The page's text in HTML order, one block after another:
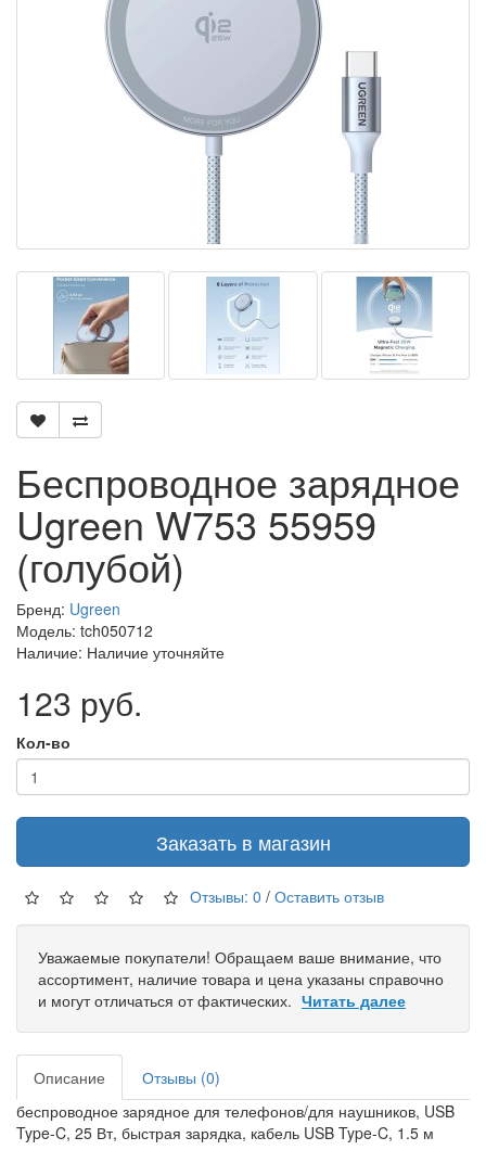
Беспроводное зарядное
Ugreen W753 55959
(голубой)
Бренд: Ugreen
Модель: tch050712
Наличие: Наличие уточняйте
123 руб.
Кол-во
Заказать в магазин
Отзывы: 0 / Оставить отзыв
Уважаемые покупатели! Обращаем ваше внимание, что
ассортимент, наличие товара и цена указаны справочно
и могут отличаться от фактических. Читать далее
Описание
Отзывы (0)
беспроводное зарядное для телефонов/для наушников, USB
Type-C, 25 Вт, быстрая зарядка, кабель USB Type-C, 1.5 м